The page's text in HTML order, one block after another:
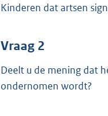
Kinderen dat artsen
Vraag 2
Deelt u de mening dat
ondernomen wordt?